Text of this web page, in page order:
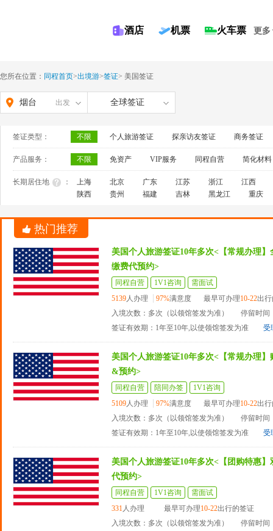
酒店 机票 火车票 更多
您所在位置： 同程首页>出境游>签证> 美国签证
烟台 出发 全球签证
签证类型： 不限 个人旅游签证 探亲访友签证 商务签证
产品服务： 不限 免资产 VIP服务 同程自营 简化材料
长期居住地 ： 上海 北京 广东 江苏 浙江
江西
陕西
贵州 福建 吉林 黑龙江 重庆
热门推荐
美国个人旅游签证10年多次<【常规办理
缴费代预约>
同程自营 1V1咨询
需面试
5139人办理 97%满意度 最早可办理10-22出
入境次数：多次（以领馆签发为准）
停留时间
签证有效期：1年至10年,以使领馆签发为准
受
美国个人旅游签证10年多次<【常规办理
&预约>
同程自营 陪同办签
1V1咨询
5109人办理 97%满意度 最早可办理10-22出
入境次数：多次（以领馆签发为准）
停留时间
签证有效期：1年至10年,以使领馆签发为准
受
美国个人旅游签证10年多次<【团购特惠
代预约>
同程自营 1V1咨询
需面试
331人办理 最早可办理10-22出行的签证
入境次数：多次（以领馆签发为准）
停留时间